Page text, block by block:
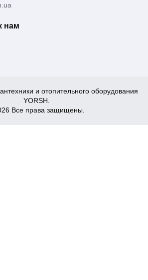
нам
и отопительного оборудования
YORSH.
Все права защищены.